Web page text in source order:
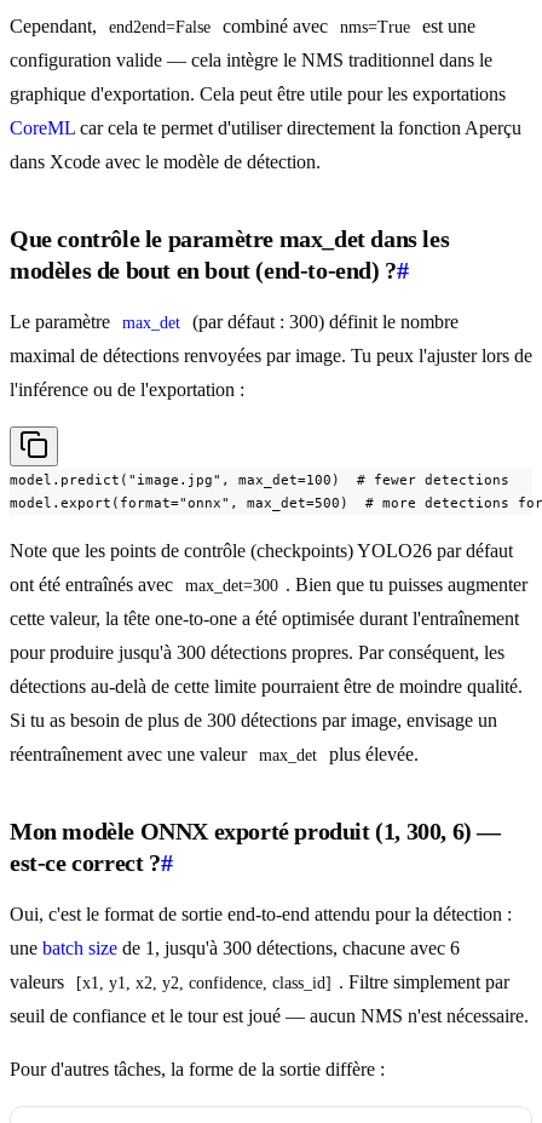
Cependant, end2end=False combiné avec nms=True
est une
configuration valide — cela intègre le NMS traditionnel dans le
graphique d'exportation. Cela peut être utile pour les exportations
CoreML car cela te permet d'utiliser directement la fonction Aperçu
dans Xcode avec le modèle de détection.
Que contrôle le paramètre max_det dans les
modèles de bout en bout (end-to-end) ?#
Le paramètre max_det
(par défaut : 300) définit le nombre
maximal de détections renvoyées par image. Tu peux l'ajuster lors de
l'inférence ou de l'exportation :
model.predict("image.jpg", max_det=100)  # fewer detections
model.export(format="onnx", max_det=500)  # more detections
Note que les points de contrôle (checkpoints) YOLO26 par défaut
ont été entraînés avec
max_det=300 . Bien que tu puisses augmenter
cette valeur, la tête one-to-one a été optimisée durant l'entraînement
pour produire jusqu'à 300 détections propres. Par conséquent, les
détections au-delà de cette limite pourraient être de moindre qualité.
Si tu as besoin de plus de 300 détections par image, envisage un
réentraînement avec une valeur max_det plus élevée.
Mon modèle ONNX exporté produit (1, 300, 6) —
est-ce correct ?#
Oui, c'est le format de sortie end-to-end attendu pour la détection :
une batch size de 1, jusqu'à 300 détections, chacune avec 6
valeurs
[x1, y1, x2, y2, confidence, class_id] . Filtre simplement par
seuil de confiance et le tour est joué — aucun NMS n'est nécessaire.
Pour d'autres tâches, la forme de la sortie diffère :